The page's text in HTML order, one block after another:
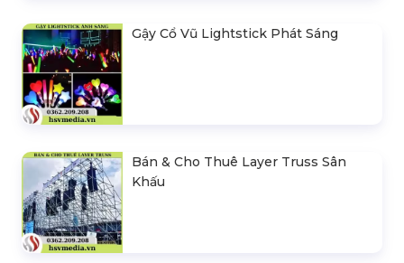
Gậy Cổ Vũ Lightstick Phát Sáng
Bán & Cho Thuê Layer Truss Sân
Khấu